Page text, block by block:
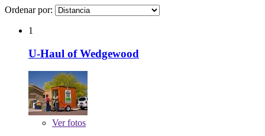
Ordenar por:
1
U-Haul of Wedgewood
Verfotos